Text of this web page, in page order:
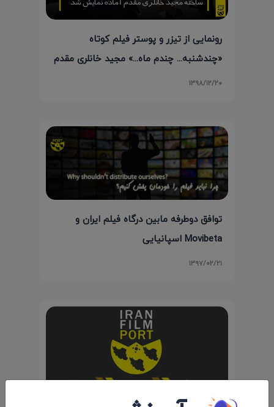
رونمایی از تیزر و پوستر فیلم کوتاه
«چندشنبه... چندم ماه...» مجید خانلری مقدم
۱۳۹۸/۱۲/۲۰
توافق دوطرفه مابین درگاه فیلم ایران و
Movibeta اسپانیایی
۱۳۹۷/۰۲/۲۱